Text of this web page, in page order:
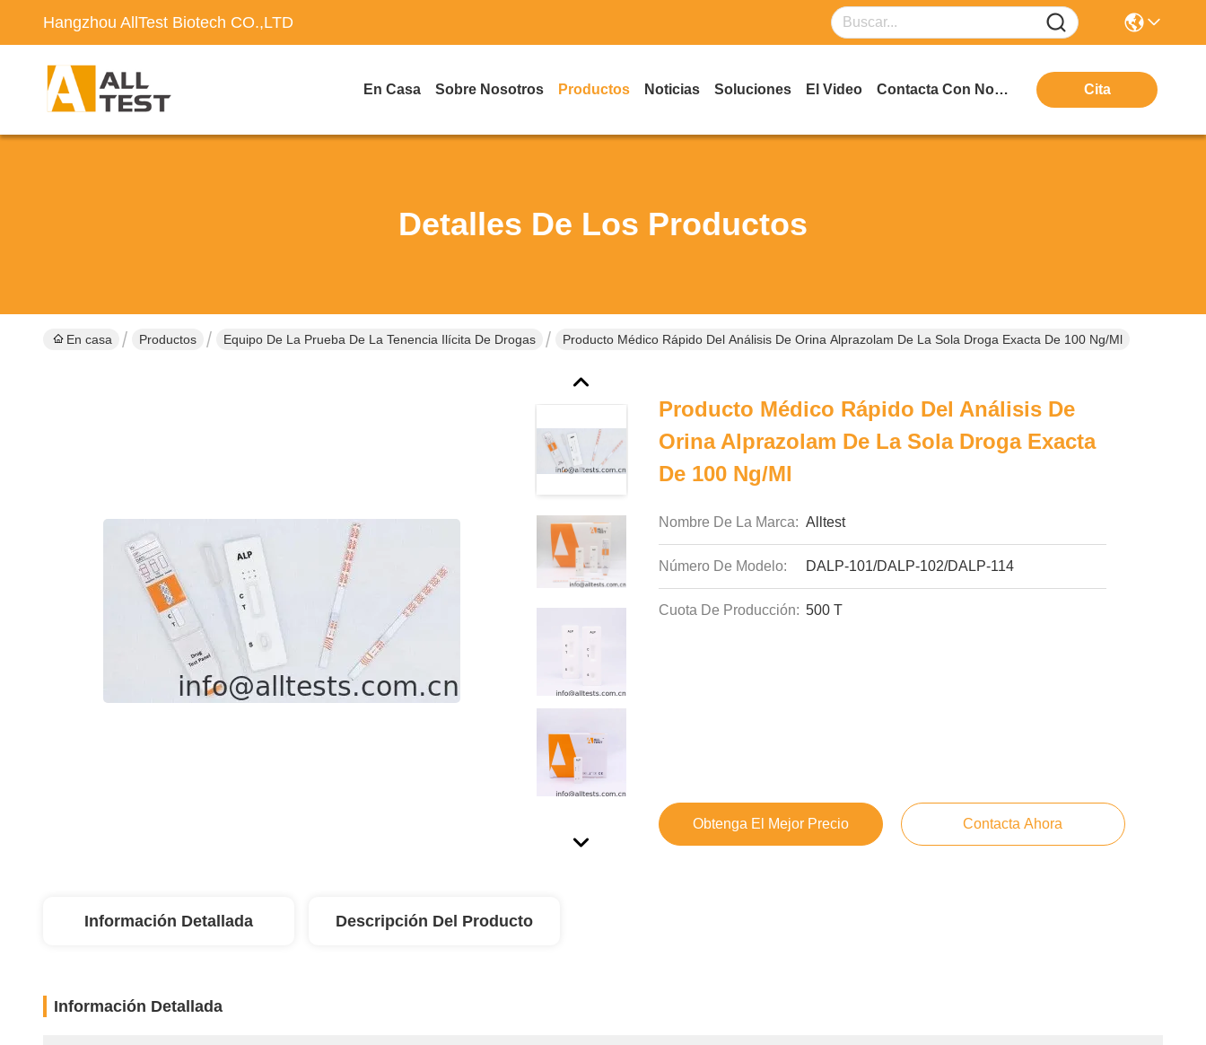
Hangzhou AllTest Biotech CO.,LTD
En Casa Sobre Nosotros Productos Noticias Soluciones El Video Contacta Con Nosotros Cita
Detalles De Los Productos
En casa Productos Equipo De La Prueba De La Tenencia Ilícita De Drogas Producto Médico Rápido Del Análisis De Orina Alprazolam De La Sola Droga Exacta De 100 Ng/ml
Producto Médico Rápido Del Análisis De
Orina Alprazolam De La Sola Droga Exacta
De 100 Ng/ml
Nombre De La Marca: Alltest
Número De Modelo: DALP-101/DALP-102/DALP-114
Cuota De Producción: 500 T
Obtenga El Mejor Precio Contacta Ahora
Información Detallada Descripción Del Producto
Información Detallada